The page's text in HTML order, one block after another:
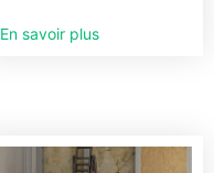
En savoir plus